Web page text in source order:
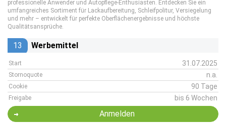
professionelle Anwender und Autopflege-Enthusiasten. Entdecken Sie ein
umfangreiches Sortiment für Lackaufbereitung, Schleifpolitur, Versiegelung
und mehr – entwickelt für perfekte Oberflächenergebnisse und höchste
Qualitätsansprüche.
13 Werbemittel
Start 31.07.2025
Stornoquote n.a.
Cookie 90 Tage
Freigabe bis 6 Wochen
Anmelden